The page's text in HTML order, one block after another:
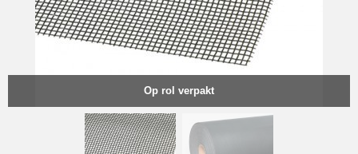
Op rol verpakt